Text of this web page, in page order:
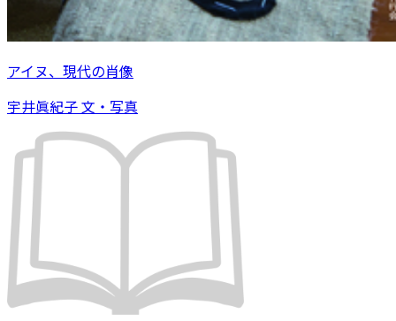
アイヌ、現代の肖像
宇井眞紀子 文・写真